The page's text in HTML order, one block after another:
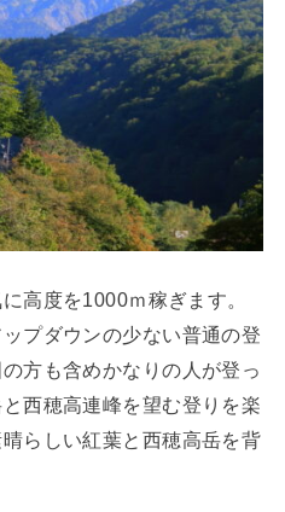
高度を1000ｍ稼ぎます。
プダウンの少ない普通の登
方も含めかなりの人が登っ
西穂高連峰を望む登りを楽
らしい紅葉と西穂高岳を背